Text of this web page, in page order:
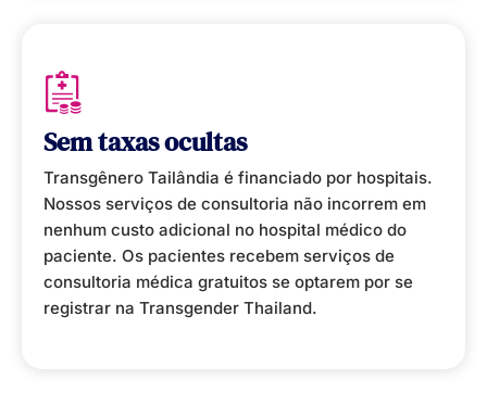
Sem taxas ocultas
Transgênero Tailândia é financiado por hospitais.
Nossos serviços de consultoria não incorrem em
nenhum custo adicional no hospital médico do
paciente. Os pacientes recebem serviços de
consultoria médica gratuitos se optarem por se
registrar na Transgender Thailand.